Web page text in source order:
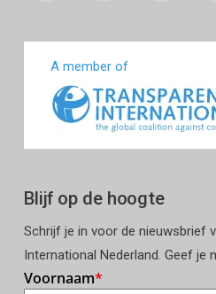
A member of
Blijf op de hoogte
Schrijf je in voor de nieuwsbrief
International Nederland. Geef je